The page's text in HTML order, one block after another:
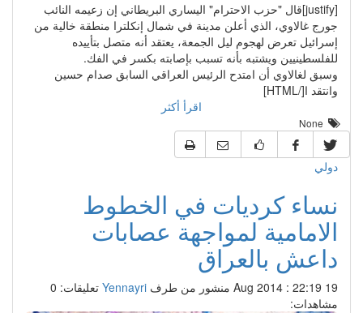
[justify]قال "حزب الاحترام" اليساري البريطاني إن زعيمه النائب
جورج غالاوي، الذي أعلن مدينة في شمال إنكلترا منطقة خالية من
إسرائيل تعرض لهجوم ليل الجمعة، يعتقد أنه متصل بتأييده
للفلسطينيين ويشتبه بأنه تسبب بإصابته بكسر في الفك.
وسبق لغالاوي أن امتدح الرئيس العراقي السابق صدام حسين
وانتقد ا[/HTML]
اقرأ أكثر
None
دولي
نساء كرديات في الخطوط
الامامية لمواجهة عصابات
داعش بالعراق
منشور من طرفYennayri تعليقات: 0
مشاهدات: